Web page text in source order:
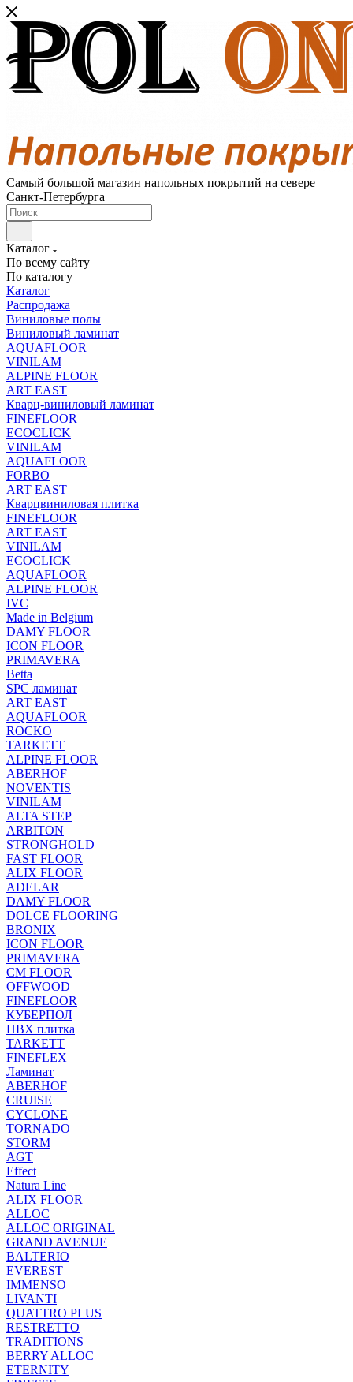
Самый большой магазин напольных покрытий на севере
Санкт-Петербурга
Каталог
По всему сайту
По каталогу
Каталог
Распродажа
Виниловые полы
Виниловый ламинат
AQUAFLOOR
VINILAM
ALPINE FLOOR
ART EAST
Кварц-виниловый ламинат
FINEFLOOR
ECOCLICK
VINILAM
AQUAFLOOR
FORBO
ART EAST
Кварцвиниловая плитка
FINEFLOOR
ART EAST
VINILAM
ECOCLICK
AQUAFLOOR
ALPINE FLOOR
IVC
Made in Belgium
DAMY FLOOR
ICON FLOOR
PRIMAVERA
Betta
SPC ламинат
ART EAST
AQUAFLOOR
ROCKO
TARKETT
ALPINE FLOOR
ABERHOF
NOVENTIS
VINILAM
ALTA STEP
ARBITON
STRONGHOLD
FAST FLOOR
ALIX FLOOR
ADELAR
DAMY FLOOR
DOLCE FLOORING
BRONIX
ICON FLOOR
PRIMAVERA
CM FLOOR
OFFWOOD
FINEFLOOR
КУБЕРПОЛ
ПВХ плитка
TARKETT
FINEFLEX
Ламинат
ABERHOF
CRUISE
CYCLONE
TORNADO
STORM
AGT
Effect
Natura Line
ALIX FLOOR
ALLOC
ALLOC ORIGINAL
GRAND AVENUE
BALTERIO
EVEREST
IMMENSO
LIVANTI
QUATTRO PLUS
RESTRETTO
TRADITIONS
BERRY ALLOC
ETERNITY